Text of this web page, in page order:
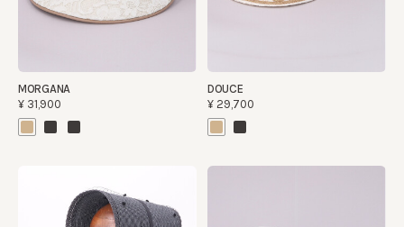
MORGANA
¥31,900
DOUCE
¥29,700